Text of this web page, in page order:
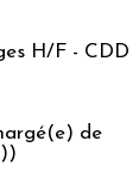
H/F - CDD
de